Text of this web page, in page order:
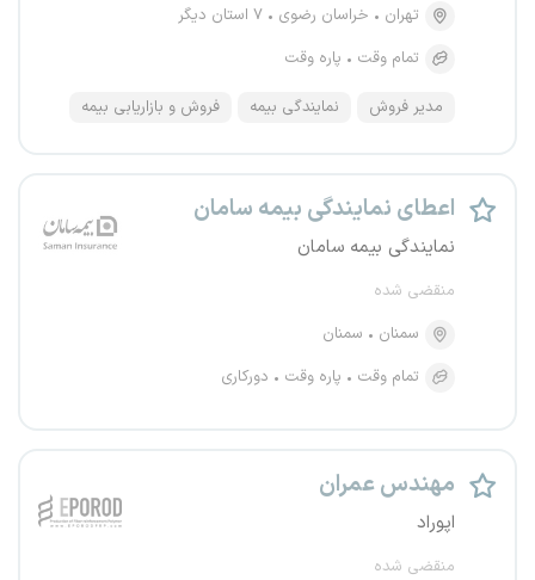
تهران خراسان رضوی
۷ استان دیگر
تمام وقت
پاره وقت
مدیر فروش نمایندگی بیمه فروش و بازاریابی بیمه
اعطای نمایندگی بیمه سامان
نمایندگی بیمه سامان
منقضی شده
سمنان
سمنان
تمام وقت
پاره وقت دورکاری
مهندس عمران
اپوراد
منقضی شده